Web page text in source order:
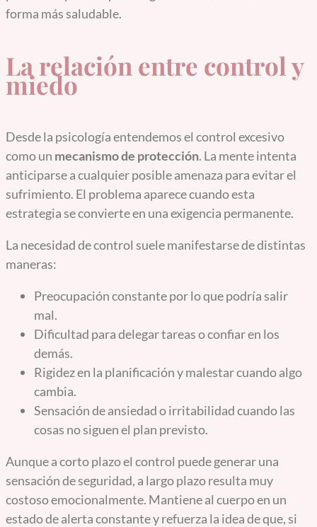
forma más saludable.
La relación entre control y
miedo
Desde la psicología entendemos el control excesivo
como un mecanismo de protección. La mente intenta
anticiparse a cualquier posible amenaza para evitar el
sufrimiento. El problema aparece cuando esta
estrategia se convierte en una exigencia permanente.
La necesidad de control suele manifestarse de distintas
maneras:
Preocupación constante por lo que podría salir
mal.
Dificultad para delegar tareas o confiar en los
demás.
Rigidez en la planificación y malestar cuando algo
cambia.
Sensación de ansiedad o irritabilidad cuando las
cosas no siguen el plan previsto.
Aunque a corto plazo el control puede generar una
sensación de seguridad, a largo plazo resulta muy
costoso emocionalmente. Mantiene al cuerpo en un
estado de alerta constante y refuerza la idea de que, si